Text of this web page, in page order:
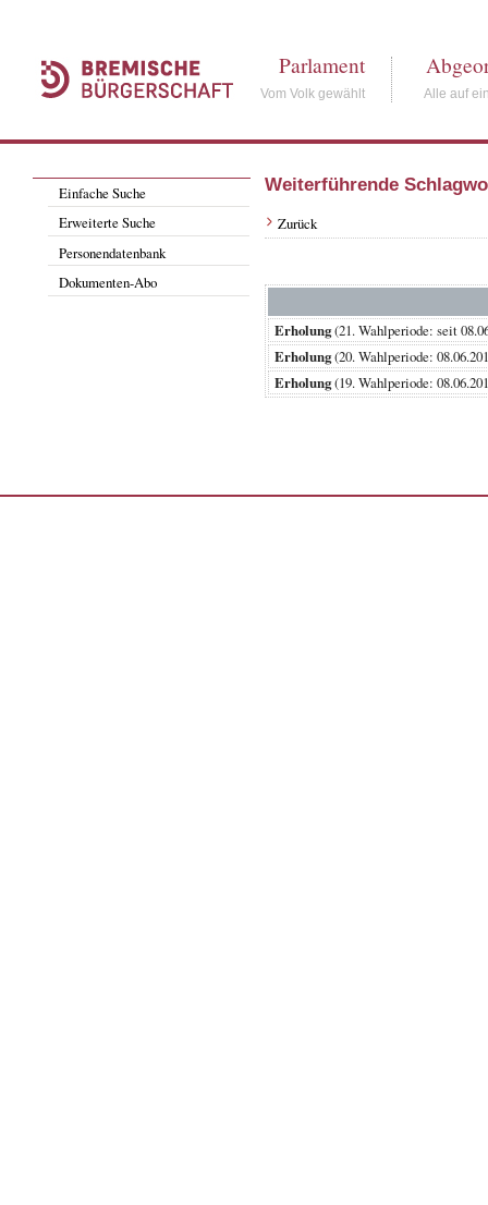
Parlament
Vom Volk gewählt Alle auf
Einfache Suche
Erweiterte Suche
Personendatenbank
Dokumenten-Abo
Weiterführende
Zurück
Erholung(21. Wahlperiode: seit
Erholung(20. Wahlperiode:
Erholung(19. Wahlperiode: